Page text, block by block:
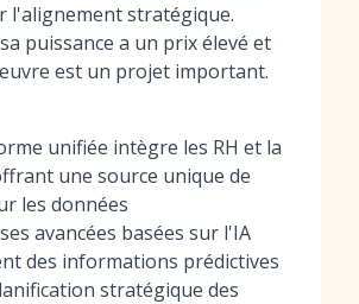
l'alignement stratégique.
puissance a un prix élevé et
est un projet important.
unifiée intègre les RH et la
une source unique de
les données
avancées basées sur l'IA
des informations prédictives
stratégique des